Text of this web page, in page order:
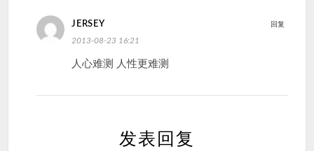
JERSEY
2013-08-23 16:21
人心难测 人性更难测
回复
发表回复